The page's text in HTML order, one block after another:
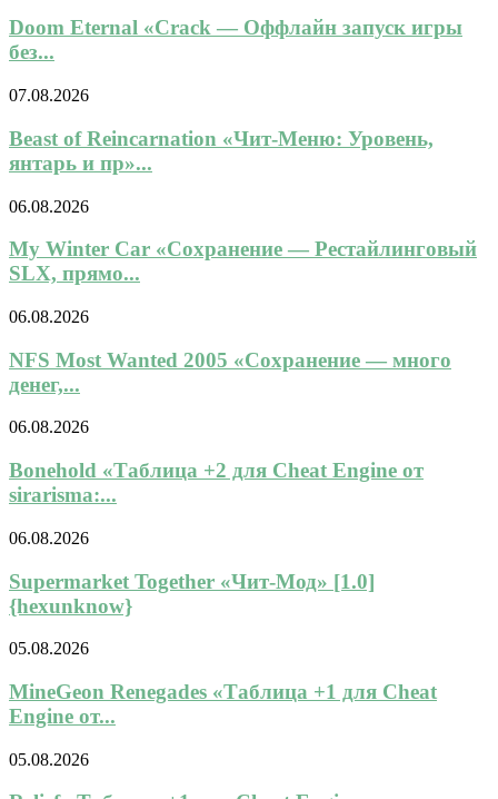
Doom Eternal «Crack — Оффлайн запуск игры
без...
07.08.2026
Beast of Reincarnation «Чит-Меню: Уровень,
янтарь и пр»...
06.08.2026
My Winter Car «Сохранение — Рестайлинговый
SLX, прямо...
06.08.2026
NFS Most Wanted 2005 «Сохранение — много
денег,...
06.08.2026
Bonehold «Таблица +2 для Cheat Engine от
sirarisma:...
06.08.2026
Supermarket Together «Чит-Мод» [1.0]
{hexunknow}
05.08.2026
MineGeon Renegades «Таблица +1 для Cheat
Engine от...
05.08.2026